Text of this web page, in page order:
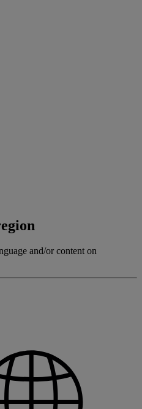
and/or content on